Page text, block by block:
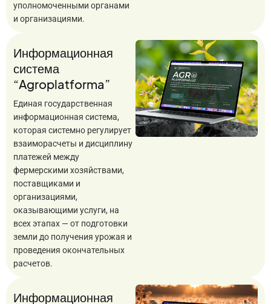
уполномоченными органами
и организациями.
Информационная
система
“Agroplatforma”
Единая государственная
информационная система,
которая системно регулирует
взаиморасчеты и дисциплину
платежей между
фермерскими хозяйствами,
поставщиками и
организациями,
оказывающими услуги, на
всех этапах — от подготовки
земли до получения урожая и
проведения окончательных
расчетов.
Информационная